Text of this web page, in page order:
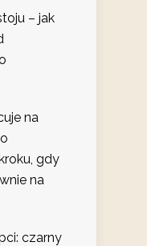
– jak
na
gdy
na
czarny